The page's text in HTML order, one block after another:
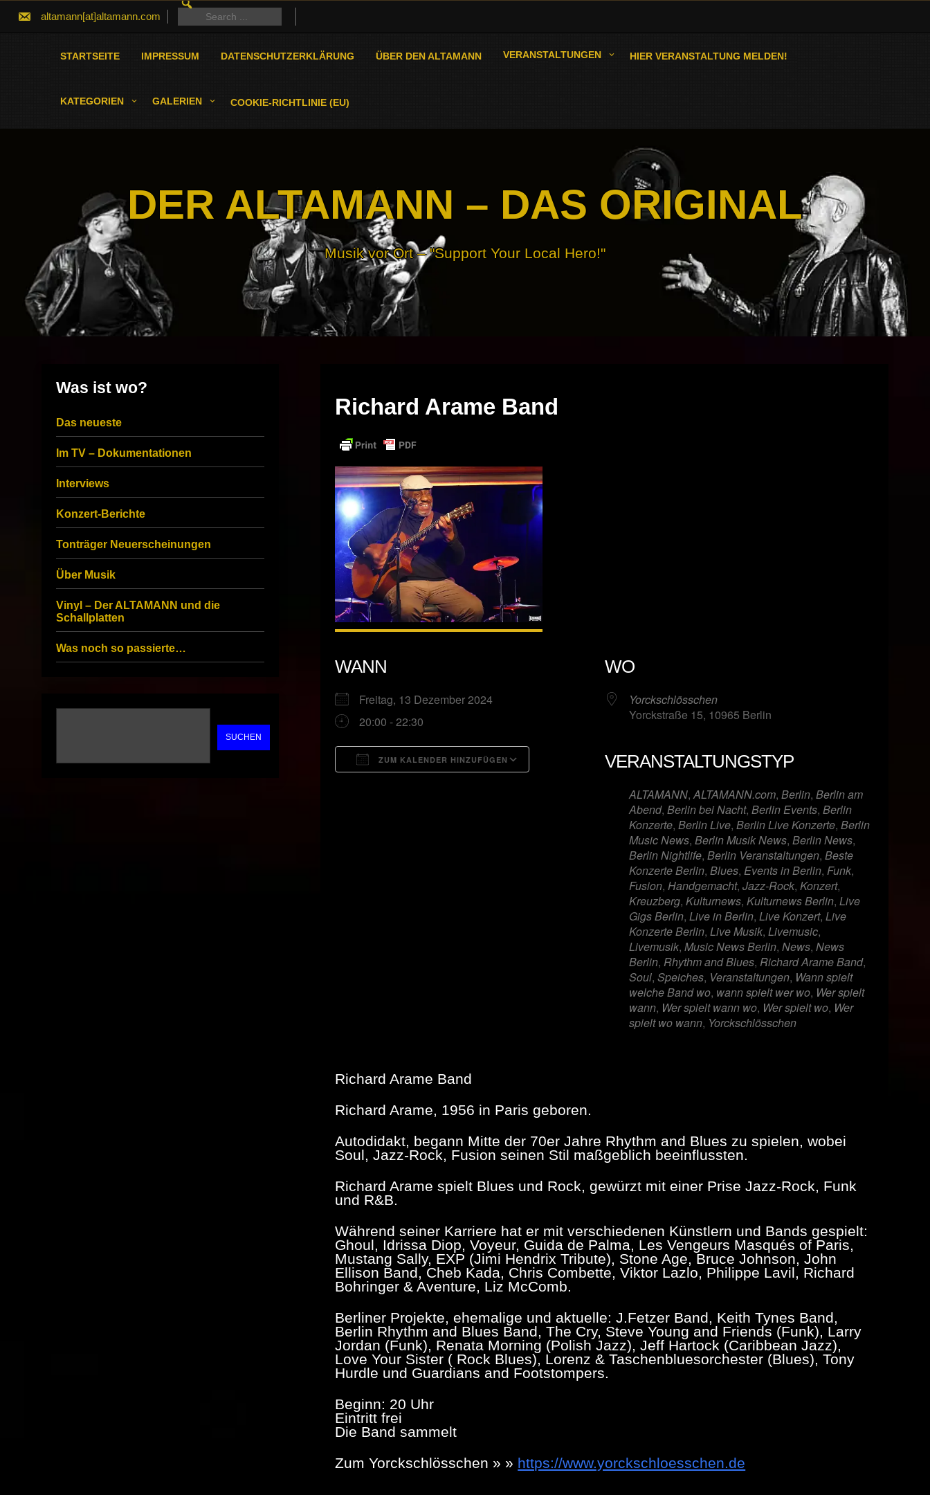
altamann[at]altamann.com
FOR:
Search
for:
STARTSEITE IMPRESSUM DATENSCHUTZERKLÄRUNG ÜBER DEN ALTAMANN VERANSTALTUNGEN HIER VERANSTALTUNG MELDEN!
KATEGORIEN GALERIEN COOKIE-RICHTLINIE (EU)
DER ALTAMANN – DAS ORIGINAL
Musik vor Ort – "Support Your Local Hero!"
Richard Arame Band
WANN
Freitag, 13 Dezember 2024
20:00 - 22:30
ZUM KALENDER HINZUFÜGEN
WO
Yorckschlösschen
Yorckstraße 15, 10965 Berlin
VERANSTALTUNGSTYP
ALTAMANN,ALTAMANN.com, Berlin, Berlin am
Abend, Berlin bei Nacht, Berlin Events, Berlin
Konzerte, Berlin Live, Berlin Live Konzerte, Berlin
Music News, Berlin Musik News, Berlin News,
Berlin Nightlife, Berlin Veranstaltungen, Beste
Konzerte Berlin, Blues, Events in Berlin, Funk,
Fusion, Handgemacht, Jazz-Rock, Konzert,
Kreuzberg, Kulturnews, Kulturnews Berlin, Live
Gigs Berlin, Live in Berlin, Live Konzert, Live
Konzerte Berlin, Live Musik, Livemusic,
Livemusik, Music News Berlin, News, News
Berlin, Rhythm and Blues, Richard Arame Band,
Soul, Speiches, Veranstaltungen, Wann spielt
welche Band wo, wann spielt wer wo, Wer spielt
wann, Wer spielt wann wo, Wer spielt wo, Wer
spielt wo wann, Yorckschlösschen
Richard Arame Band
Richard Arame, 1956 in Paris geboren.
Autodidakt, begann Mitte der 70er Jahre Rhythm and Blues zu spielen, wobei
Soul, Jazz-Rock, Fusion seinen Stil maßgeblich beeinflussten.
Richard Arame spielt Blues und Rock, gewürzt mit einer Prise Jazz-Rock, Funk
und R&B.
Während seiner Karriere hat er mit verschiedenen Künstlern und Bands gespielt:
Ghoul, Idrissa Diop, Voyeur, Guida de Palma, Les Vengeurs Masqués of Paris,
Mustang Sally, EXP (Jimi Hendrix Tribute), Stone Age, Bruce Johnson, John
Ellison Band, Cheb Kada, Chris Combette, Viktor Lazlo, Philippe Lavil, Richard
Bohringer & Aventure, Liz McComb.
Berliner Projekte, ehemalige und aktuelle: J.Fetzer Band, Keith Tynes Band,
Berlin Rhythm and Blues Band, The Cry, Steve Young and Friends (Funk), Larry
Jordan (Funk), Renata Morning (Polish Jazz), Jeff Hartock (Caribbean Jazz),
Love Your Sister ( Rock Blues), Lorenz & Taschenbluesorchester (Blues), Tony
Hurdle und Guardians and Footstompers.
Beginn: 20 Uhr
Eintritt frei
Die Band sammelt
Zum Yorckschlösschen » » https://www.yorckschloesschen.de
Was ist wo?
Das neueste
Im TV – Dokumentationen
Interviews
Konzert-Berichte
Tonträger Neuerscheinungen
Über Musik
Vinyl – Der ALTAMANN und die
Schallplatten
Was noch so passierte…
SUCHEN